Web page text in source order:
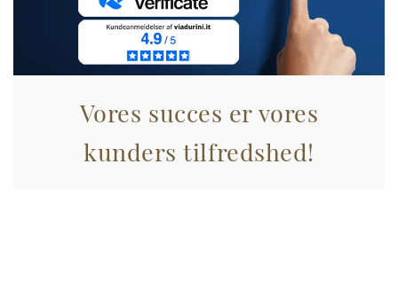
pubblicità e social media, i quali potrebbero combinarle
con altre informazioni che ha fornito loro o che hanno
raccolto dal suo utilizzo dei loro servizi.
Vores succes er vores
kunders tilfredshed!